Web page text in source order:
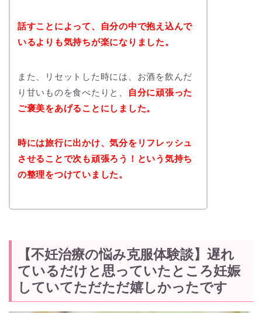
話すことによって、自分の中で抱え込んで
いるよりも気持ちが楽になりました。
また、リセットした時には、お酒を飲んだ
り甘いものを食べたりと、
自分に頑張った
ご褒美をあげることにしました。
時には旅行に出かけ、気分をリフレッシュ
させることで次も頑張ろう！という気持ち
の整理をつけていました。
【不妊治療の悩み克服体験談】遅れ
ているだけと思っていたところ妊娠
していてただただ嬉しかったです